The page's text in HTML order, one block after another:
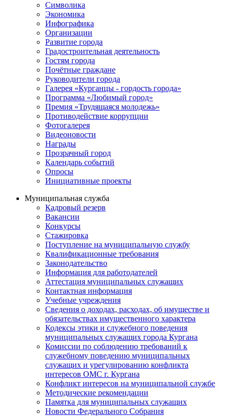
Символика
Экономика
Инфографика
Организации
Развитие города
Градостроительная деятельность
Гостям города
Почётные граждане
Руководители города
Галерея «Курганцы - гордость города»
Программа «Любимый город»
Премия «Трудящаяся молодежь»
Противодействие коррупции
Фотогалерея
Видеоновости
Награды
Прозрачный город
Календарь событий
Опросы
Инициативные проекты
Муниципальная служба
Кадровый резерв
Вакансии
Конкурсы
Стажировка
Поступление на муниципальную службу
Квалификационные требования
Законодательство
Информация для работодателей
Аттестация муниципальных служащих
Контактная информация
Учебные учреждения
Сведения о доходах, расходах, об имуществе и
обязательствах имущественного характера
Кодексы этики и служебного поведения
муниципальных служащих города Кургана
Комиссии по соблюдению требований к
служебному поведению муниципальных
служащих и урегулированию конфликта
интересов ОМС г. Кургана
Конфликт интересов на муниципальной службе
Методические рекомендации
Памятка для муниципальных служащих
Новости Федерального Cобрания